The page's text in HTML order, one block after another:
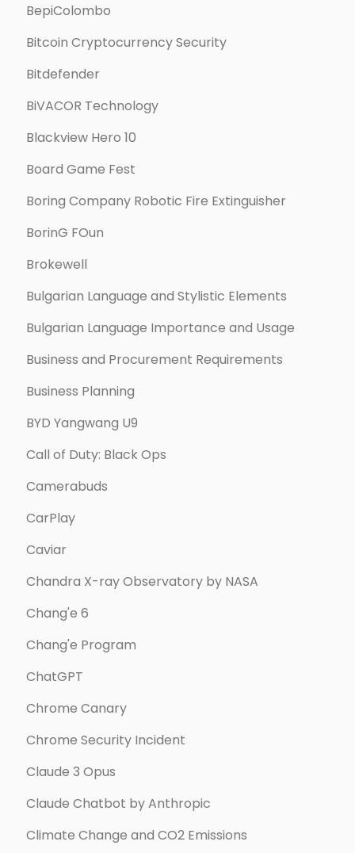
BepiColombo
Bitcoin Cryptocurrency Security
Bitdefender
BiVACOR Technology
Blackview Hero 10
Board Game Fest
Boring Company Robotic Fire Extinguisher
BorinG FOun
Brokewell
Bulgarian Language and Stylistic Elements
Bulgarian Language Importance and Usage
Business and Procurement Requirements
Business Planning
BYD Yangwang U9
Call of Duty: Black Ops
Camerabuds
CarPlay
Caviar
Chandra X-ray Observatory by NASA
Chang'e 6
Chang'e Program
ChatGPT
Chrome Canary
Chrome Security Incident
Claude 3 Opus
Claude Chatbot by Anthropic
Climate Change and CO2 Emissions